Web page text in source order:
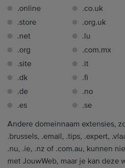
.online
.store
.net
.org
.site
.dk
.de
.es
.co.uk
.org.uk
.lu
.com.mx
.it
.fi
.no
.se
Andere domeinnaam extensies,
.brussels, .email, .tips, .expert,
.nu, .ie, .nz of .com.au, kunnen
met JouwWeb, maar je kan deze